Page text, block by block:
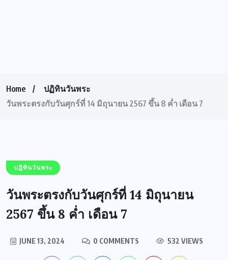
Home
ปฏิทินวันพระ
วันพระตรงกับวันศุกร์ที่ 14 มิถุนายน 2567 ขึ้น 8 ค่ำ เดือน 7
ปฏิทินวันพระ
วันพระตรงกับวันศุกร์ที่ 14 มิถุนายน
2567 ขึ้น 8 ค่ำ เดือน 7
JUNE 13, 2024 0 COMMENTS 532 VIEWS